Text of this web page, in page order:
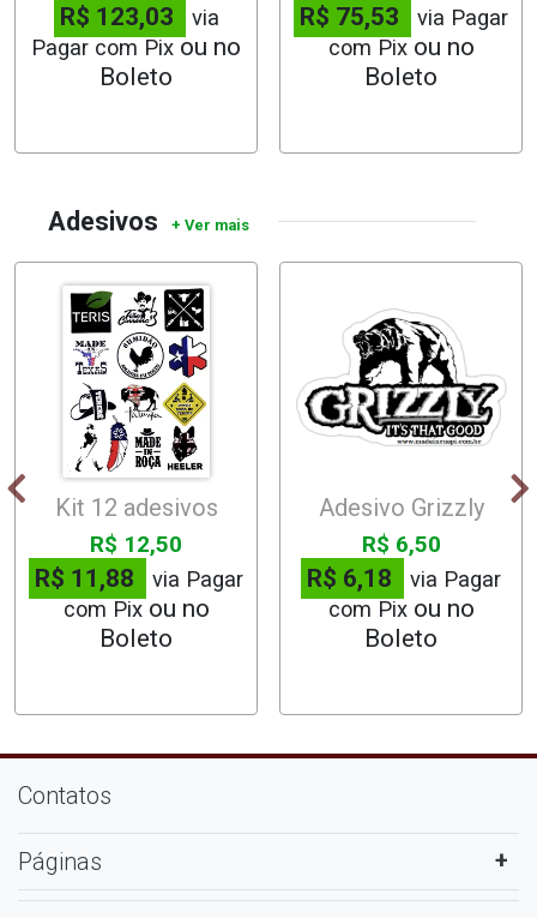
R$ 123,03
via
Pagar com Pix
R$ 75,53
via Pagar
com Pix
Adesivos
Kit 12 adesivos
R$ 12,50
R$ 11,88
via Pagar
com Pix
Adesivo Grizzly
R$ 6,50
R$ 6,18
via Pagar
com Pix
Contatos
Páginas